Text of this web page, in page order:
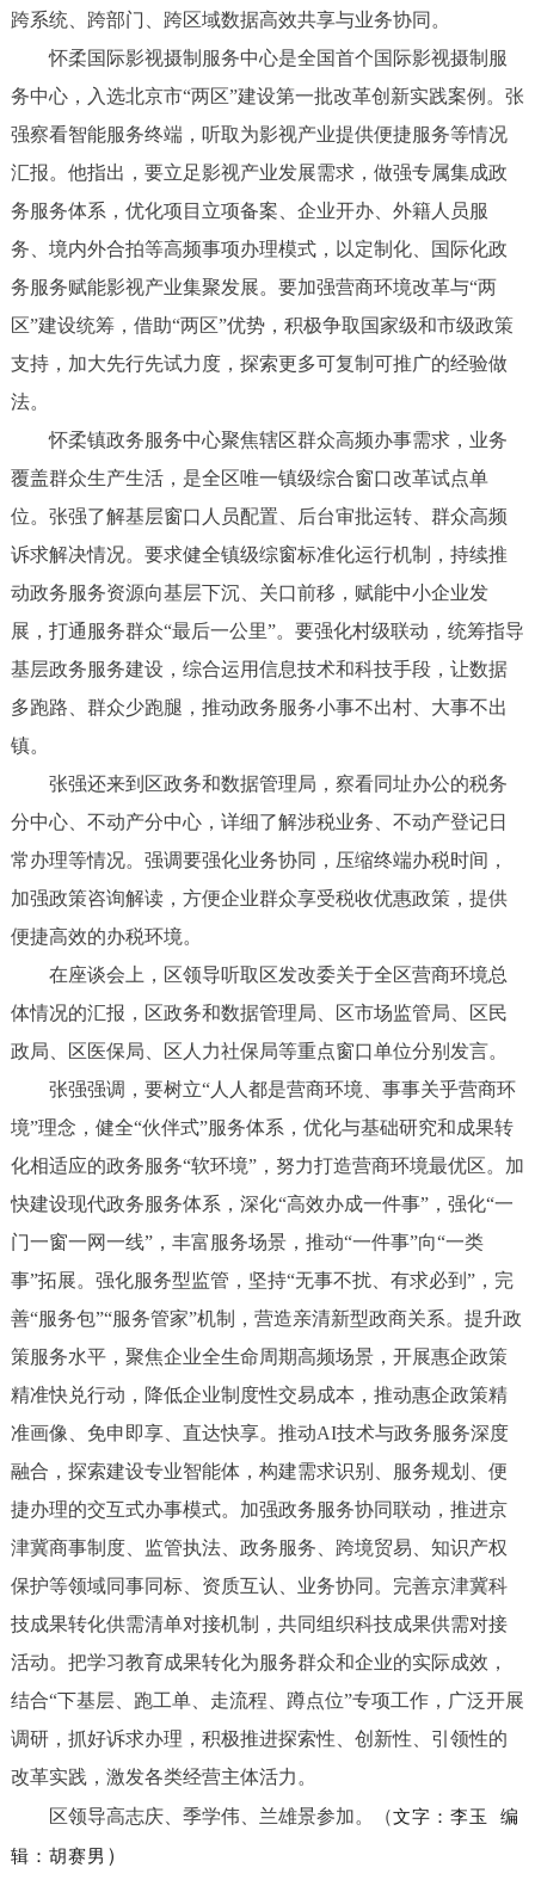
跨系统、跨部门、跨区域数据高效共享与业务协同。
怀柔国际影视摄制服务中心是全国首个国际影视摄制服
务中心，入选北京市“两区”建设第一批改革创新实践案例。张
强察看智能服务终端，听取为影视产业提供便捷服务等情况
汇报。他指出，要立足影视产业发展需求，做强专属集成政
务服务体系，优化项目立项备案、企业开办、外籍人员服
务、境内外合拍等高频事项办理模式，以定制化、国际化政
务服务赋能影视产业集聚发展。要加强营商环境改革与“两
区”建设统筹，借助“两区”优势，积极争取国家级和市级政策
支持，加大先行先试力度，探索更多可复制可推广的经验做
法。
怀柔镇政务服务中心聚焦辖区群众高频办事需求，业务
覆盖群众生产生活，是全区唯一镇级综合窗口改革试点单
位。张强了解基层窗口人员配置、后台审批运转、群众高频
诉求解决情况。要求健全镇级综窗标准化运行机制，持续推
动政务服务资源向基层下沉、关口前移，赋能中小企业发
展，打通服务群众“最后一公里”。要强化村级联动，统筹指导
基层政务服务建设，综合运用信息技术和科技手段，让数据
多跑路、群众少跑腿，推动政务服务小事不出村、大事不出
镇。
张强还来到区政务和数据管理局，察看同址办公的税务
分中心、不动产分中心，详细了解涉税业务、不动产登记日
常办理等情况。强调要强化业务协同，压缩终端办税时间，
加强政策咨询解读，方便企业群众享受税收优惠政策，提供
便捷高效的办税环境。
在座谈会上，区领导听取区发改委关于全区营商环境总
体情况的汇报，区政务和数据管理局、区市场监管局、区民
政局、区医保局、区人力社保局等重点窗口单位分别发言。
张强强调，要树立“人人都是营商环境、事事关乎营商环
境”理念，健全“伙伴式”服务体系，优化与基础研究和成果转
化相适应的政务服务“软环境”，努力打造营商环境最优区。加
快建设现代政务服务体系，深化“高效办成一件事”，强化“一
门一窗一网一线”，丰富服务场景，推动“一件事”向“一类
事”拓展。强化服务型监管，坚持“无事不扰、有求必到”，完
善“服务包”“服务管家”机制，营造亲清新型政商关系。提升政
策服务水平，聚焦企业全生命周期高频场景，开展惠企政策
精准快兑行动，降低企业制度性交易成本，推动惠企政策精
准画像、免申即享、直达快享。推动AI技术与政务服务深度
融合，探索建设专业智能体，构建需求识别、服务规划、便
捷办理的交互式办事模式。加强政务服务协同联动，推进京
津冀商事制度、监管执法、政务服务、跨境贸易、知识产权
保护等领域同事同标、资质互认、业务协同。完善京津冀科
技成果转化供需清单对接机制，共同组织科技成果供需对接
活动。把学习教育成果转化为服务群众和企业的实际成效，
结合“下基层、跑工单、走流程、蹲点位”专项工作，广泛开展
调研，抓好诉求办理，积极推进探索性、创新性、引领性的
改革实践，激发各类经营主体活力。
区领导高志庆、季学伟、兰雄景参加。（文字：李玉 编
辑：胡赛男 ）